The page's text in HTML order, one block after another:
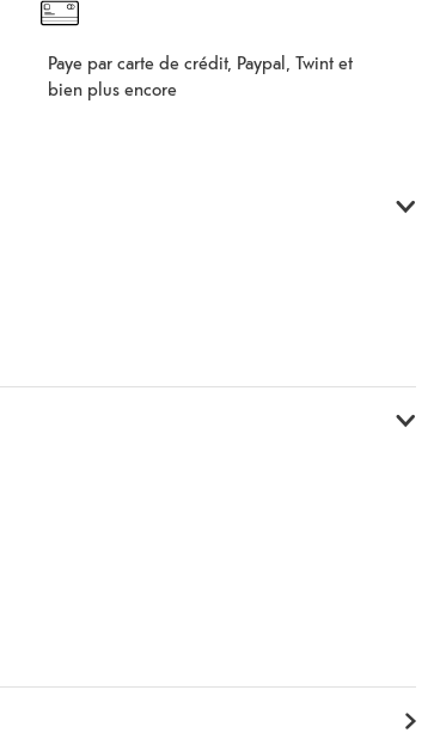
Paye par carte de crédit, Paypal, Twint et
bien plus encore